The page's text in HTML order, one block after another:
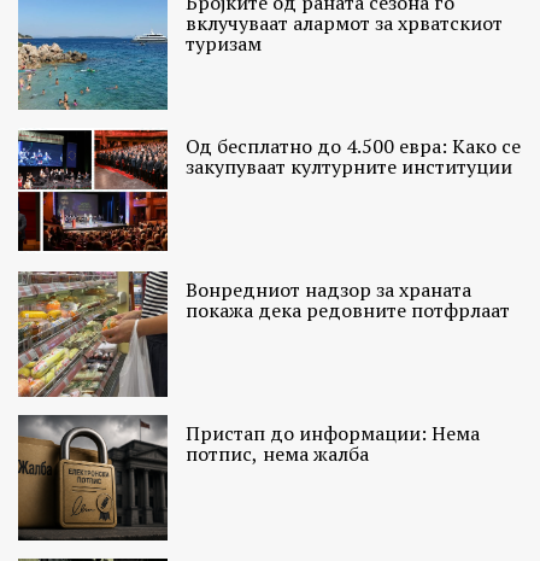
вклучуваат алармот за хрватскиот
туризам
Од бесплатно до 4.500 евра: Како се
закупуваат културните институции
Вонредниот надзор за храната
покажа дека редовните потфрлаат
Пристап до информации: Нема
потпис, нема жалба